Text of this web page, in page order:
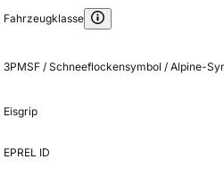
Fahrzeugklasse
3PMSF / Schneeflockensymbol / Alpine-
Eisgrip
EPREL ID